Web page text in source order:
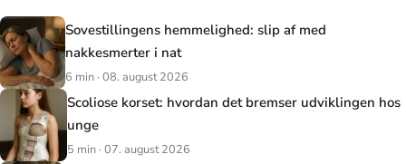
Sovestillingens hemmelighed: slip af med
nakkesmerter i nat
6 min · 08. august 2026
Scoliose korset: hvordan det bremser udviklingen hos
unge
5 min · 07. august 2026